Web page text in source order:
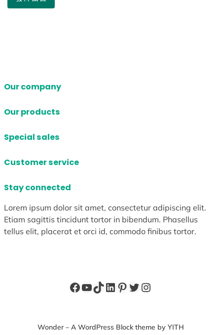
Our company
Our products
Special sales
Customer service
Stay connected
Lorem ipsum dolor sit amet, consectetur adipiscing elit.
Etiam sagittis tincidunt tortor in bibendum. Phasellus
tellus elit, placerat et orci id, commodo finibus tortor.
Facebook
YouTube
TikTok
LinkedIn
Pinterest
X Instagram
Wonder – A WordPress Block theme by YITH